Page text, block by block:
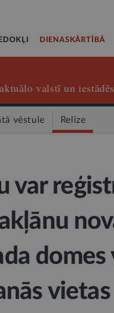
DIENASKĀRTĪBĀ
valstī un
vēstule Relīze
var
vietas